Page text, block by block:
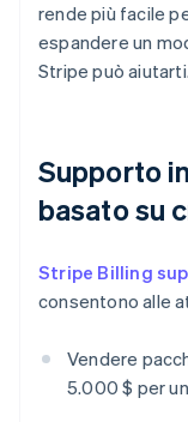
rende più facile
espandere un
Stripe può aiutarti.
Supporto
basato su
Stripe Billing
consentono alle
Vendere
5.000 $ per